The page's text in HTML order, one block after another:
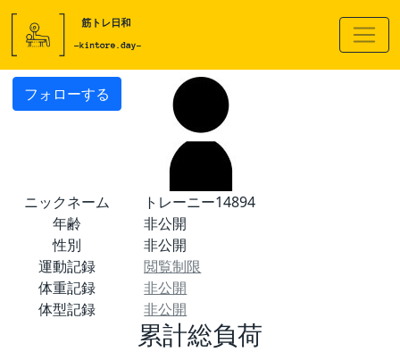
フォローする
ニックネーム
トレーニー14894
年齢
非公開
性別
非公開
運動記録
閲覧制限
体重記録
非公開
体型記録
非公開
累計総負荷